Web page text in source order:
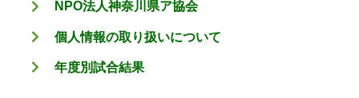
NPO法人神奈川県ア協会
個人情報の取り扱いについて
年度別試合結果